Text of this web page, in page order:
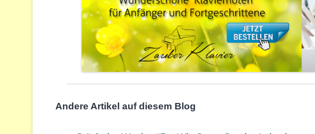
Andere Artikel auf diesem Blog